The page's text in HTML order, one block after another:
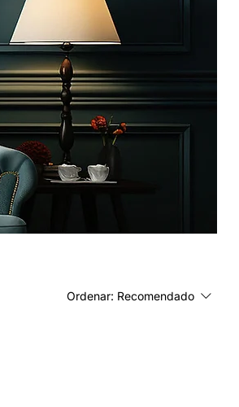
Ordenar: Recomendado